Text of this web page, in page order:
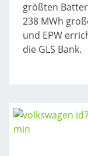
größten
238 MWh
und EPW
die GLS Bank.